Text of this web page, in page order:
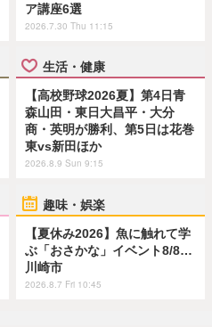
ア講座6選
2026.7.30 Thu 11:15
生活・健康
【高校野球2026夏】第4日青
森山田・東日大昌平・大分
商・英明が勝利、第5日は花巻
東vs新田ほか
2026.8.9 Sun 9:15
趣味・娯楽
【夏休み2026】魚に触れて学
ぶ「おさかな」イベント8/8…
川崎市
2026.8.7 Fri 10:45